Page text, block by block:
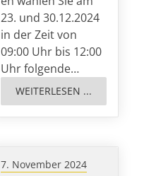
23. und 30.12.2024
in der Zeit von
09:00 Uhr bis 12:00
Uhr folgende…
WEITERLESEN ...
7. November 2024